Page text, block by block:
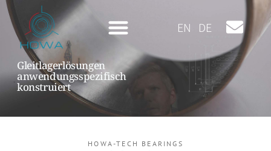
EN DE
Gleitlagerlösungen
anwendungsspezifisch
konstruiert
HOWA-TECH BEARINGS